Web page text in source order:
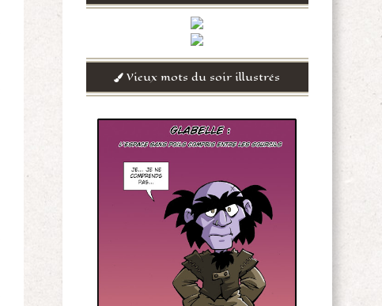
Vieux mots du soir illustrés